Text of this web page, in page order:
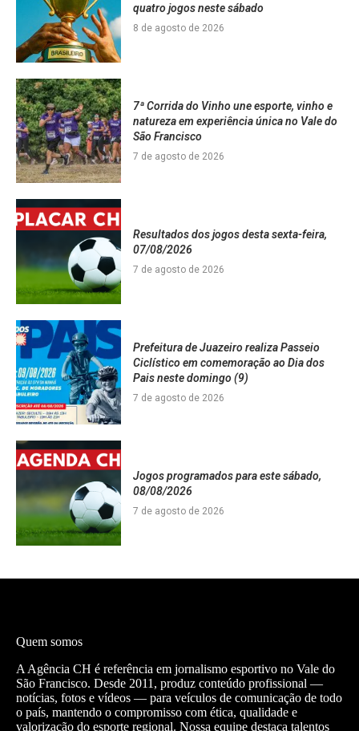
quatro jogos neste sábado
8 de agosto de 2026
7ª Corrida do Vinho une esporte, vinho e
natureza em experiência única no Vale do
São Francisco
7 de agosto de 2026
Resultados dos jogos desta sexta-feira,
07/08/2026
7 de agosto de 2026
Prefeitura de Juazeiro realiza Passeio
Ciclístico em comemoração ao Dia dos
Pais neste domingo (9)
7 de agosto de 2026
Jogos programados para este sábado,
08/08/2026
7 de agosto de 2026
Quem somos
A Agência CH é referência em jornalismo esportivo no Vale do
São Francisco. Desde 2011, produz conteúdo profissional —
notícias, fotos e vídeos — para veículos de comunicação de todo
o país, mantendo o compromisso com ética, qualidade e
valorização do esporte regional. Nossa equipe destaca talentos